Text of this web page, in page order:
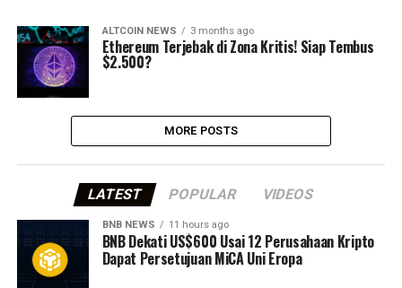
ALTCOIN NEWS 3 months ago
Ethereum Terjebak di Zona Kritis! Siap Tembus
$2.500?
MORE POSTS
LATEST POPULAR VIDEOS
BNB NEWS 11 hours ago
BNB Dekati US$600 Usai 12 Perusahaan Kripto
Dapat Persetujuan MiCA Uni Eropa